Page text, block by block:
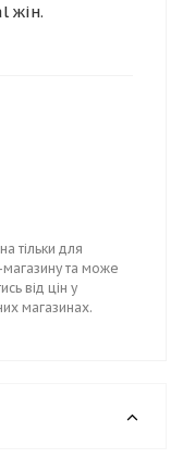
жін.
тільки для
магазину та може
від цін у
магазинах.